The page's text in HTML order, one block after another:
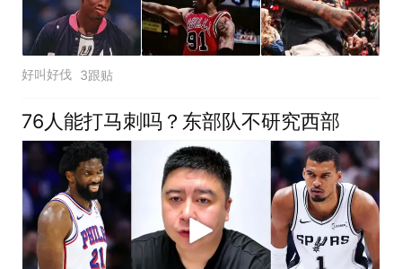
好叫好伐 3跟贴
76人能打马刺吗？东部队不研究西部